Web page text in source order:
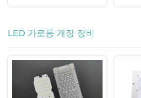
LED 가로등 개장 장비